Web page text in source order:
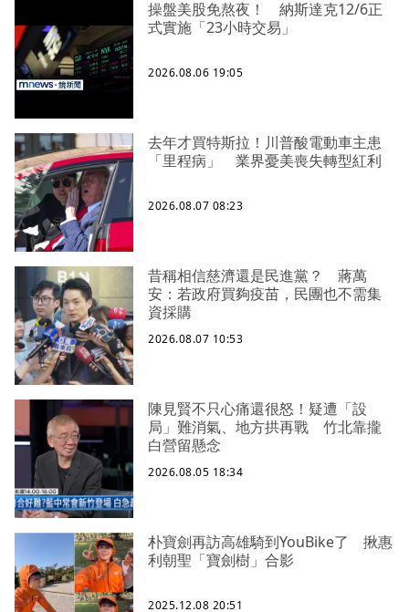
操盤美股免熬夜！ 納斯達克12/6正
式實施「23小時交易」
2026.08.06 19:05
去年才買特斯拉！川普酸電動車主患
「里程病」 業界憂美喪失轉型紅利
2026.08.07 08:23
昔稱相信慈濟還是民進黨？ 蔣萬
安：若政府買夠疫苗，民團也不需集
資採購
2026.08.07 10:53
陳見賢不只心痛還很怒！疑遭「設
局」難消氣、地方拱再戰 竹北靠攏
白營留懸念
2026.08.05 18:34
朴寶劍再訪高雄騎到YouBike了 揪惠
利朝聖「寶劍樹」合影
2025.12.08 20:51